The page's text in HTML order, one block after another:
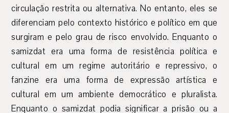
circulação restrita ou alternativa. No entanto, eles se
diferenciam pelo contexto histórico e político em que
surgiram e pelo grau de risco envolvido. Enquanto o
samizdat era uma forma de resistência política e
cultural em um regime autoritário e repressivo, o
fanzine era uma forma de expressão artística e
cultural em um ambiente democrático e pluralista.
Enquanto o samizdat podia significar a prisão ou a